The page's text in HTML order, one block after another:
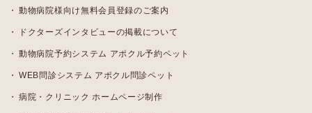
動物病院様向け無料会員登録のご案内
ドクターズインタビューの掲載について
動物病院予約システム アポクル予約ペット
WEB問診システム アポクル問診ペット
病院・クリニック ホームページ制作